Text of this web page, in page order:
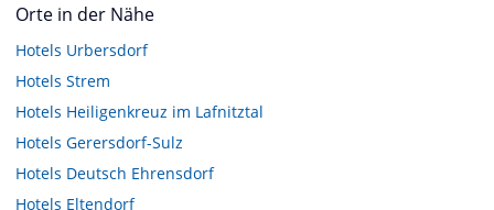
Orte in der Nähe
Hotels Urbersdorf
Hotels Strem
Hotels Heiligenkreuz im Lafnitztal
Hotels Gerersdorf-Sulz
Hotels Deutsch Ehrensdorf
Hotels Eltendorf